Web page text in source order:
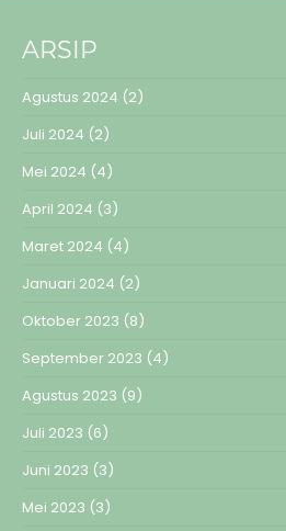
ARSIP
Agustus 2024 (2)
Juli 2024 (2)
Mei 2024 (4)
April 2024 (3)
Maret 2024 (4)
Januari 2024 (2)
Oktober 2023 (8)
September 2023 (4)
Agustus 2023 (9)
Juli 2023 (6)
Juni 2023 (3)
Mei 2023 (3)